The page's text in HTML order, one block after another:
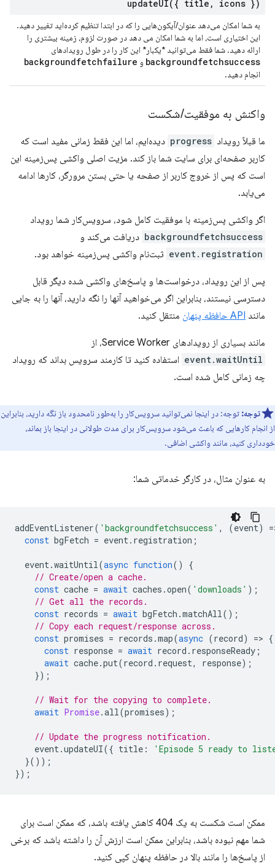
updateUI( { title , icons })
به شما امکان می‌دهد عنوان/آیکون‌هایی را که در ابتدا تنظیم کرده‌اید تغییر دهید.
این اختیاری است، اما به شما امکان می دهد در صورت لزوم، زمینه بیشتری را
ارائه دهید. شما فقط می‌توانید *یکبار* این کار را در طول رویدادهای
backgroundfetchsuccess و backgroundfetchfailure
انجام دهید.
واکنش به موفقیت/شکست
ما قبلاً رویداد progress دیده‌ایم، اما این فقط زمانی مفید است که
کاربر صفحه‌ای برای سایت شما باز کند. مزیت اصلی واکشی پس‌زمینه این
است که پس از خروج کاربر از صفحه یا حتی بستن مرورگر، کارها ادامه
می‌یابد.
اگر واکشی پس‌زمینه با موفقیت کامل شود، سرویس‌کار شما رویداد
backgroundfetchsuccess دریافت می‌کند و
event.registration ثبت‌نام واکشی پس‌زمینه خواهد بود.
پس از این رویداد، درخواست‌ها و پاسخ‌های واکشی شده دیگر قابل
دسترسی نیستند، بنابراین اگر می‌خواهید آنها را نگه دارید، آنها را به جایی
مانند API حافظه پنهان منتقل کنید.
مانند بسیاری از رویدادهای Service Worker، از
event.waitUntil استفاده کنید تا کارمند سرویس بداند که رویداد
چه زمانی کامل شده است.
توجه: توجه: در اینجا نمی‌توانید سرویس‌کار را به‌طور نامحدود باز نگه دارید، بنابراین
از انجام کارهایی که باعث می‌شود سرویس‌کار برای مدت طولانی در اینجا باز بماند،
خودداری کنید، مانند واکشی اضافی.
به عنوان مثال، در کارگر خدماتی شما:
addEventListener( 'backgroundfetchsuccess' , (event) =
const bgFetch = event. registration ;
event.waitUntil(async function()
{
// Create/open a cache.
const cache = await caches .open( 'downloads' );
// Get all the records.
const records = await bgFetch .matchAll();
// Copy each request/response across.
const promises = records .map(async (record) => {
const response = await record . responseReady ;
await cache.put(record . request, response);
});
// Wait for the copying to complete.
await Promise.all(promises);
// Update the progress notification.
event.updateUI({ title :
'Episode 5 ready to
}());
});
ممکن است شکست به یک 404 کاهش یافته باشد، که ممکن است برای
شما مهم نبوده باشد، بنابراین ممکن است ارزش آن را داشته باشد که برخی
از پاسخ‌ها را مانند بالا در حافظه پنهان کپی کنید.